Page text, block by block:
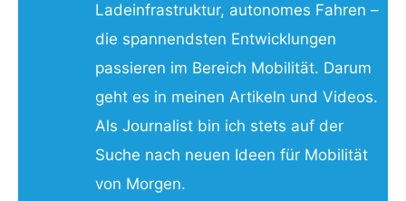
Ladeinfrastruktur, autonomes Fahren –
die spannendsten Entwicklungen
passieren im Bereich Mobilität. Darum
geht es in meinen Artikeln und Videos.
Als Journalist bin ich stets auf der
Suche nach neuen Ideen für Mobilität
von Morgen.